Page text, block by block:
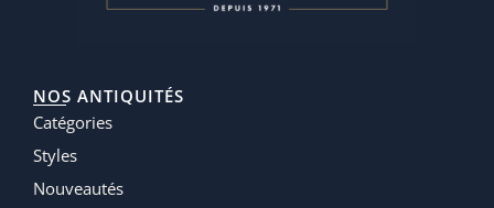
NOS ANTIQUITÉS
Catégories
Styles
Nouveautés